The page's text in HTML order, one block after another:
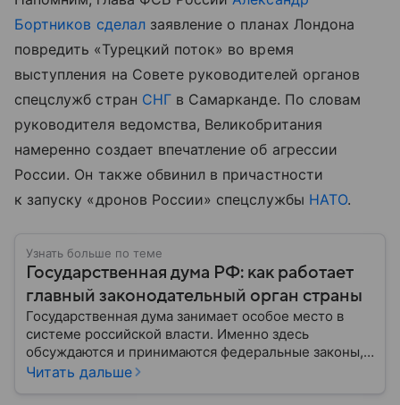
Бортников сделалзаявление о планах Лондона
повредить «Турецкий поток» во время
выступления на Совете руководителей органов
спецслужб стран СНГв Самарканде. По словам
руководителя ведомства, Великобритания
намеренно создает впечатление об агрессии
России. Он также обвинил в причастности
к запуску «дронов России» спецслужбы НАТО.
Узнать больше по теме
Государственная дума РФ: как работает
главный законодательный орган страны
Государственная дума занимает особое место в
системе российской власти. Именно здесь
обсуждаются и принимаются федеральные законы,
определяющие развитие государства, экономики и
Читать дальше